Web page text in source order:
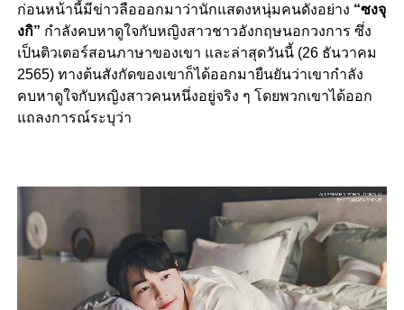
ก่อนหน้านี้มีข่าวลือออกมาว่านักแสดงหนุ่มคนดังอย่าง “ซงจุ
งกิ” กำลังคบหาดูใจกับหญิงสาวชาวอังกฤษนอกวงการ ซึ่ง
เป็นติวเตอร์สอนภาษาของเขา และล่าสุดวันนี้ (26 ธันวาคม
2565) ทางต้นสังกัดของเขาก็ได้ออกมายืนยันว่าเขากำลัง
คบหาดูใจกับหญิงสาวคนหนึ่งอยู่จริง ๆ โดยพวกเขาได้ออก
แถลงการณ์ระบุว่า